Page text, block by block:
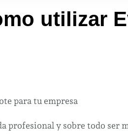
utilizar
para tu empresa
profesional y sobre todo ser